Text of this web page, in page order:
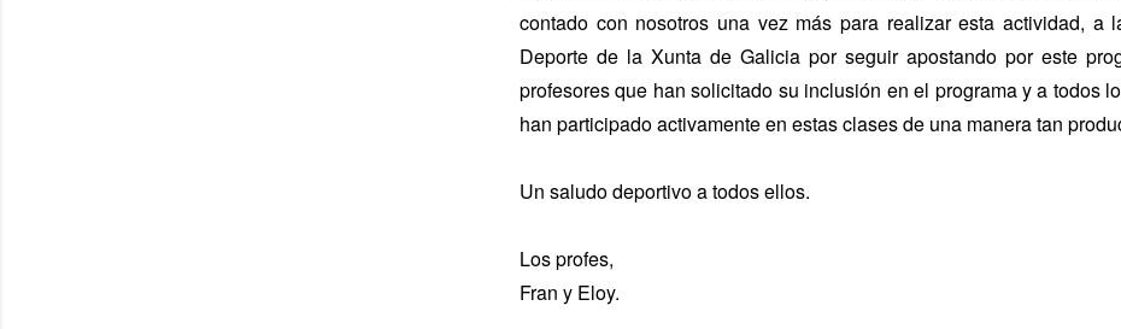
contado con nosotros una vez más para realizar esta actividad, a
Deporte de la Xunta de Galicia por seguir apostando por este
profesores que han solicitado su inclusión en el programa y a todos
han participado activamente en estas clases de una manera tan
Un saludo deportivo a todos ellos.
Los profes,
Fran y Eloy.